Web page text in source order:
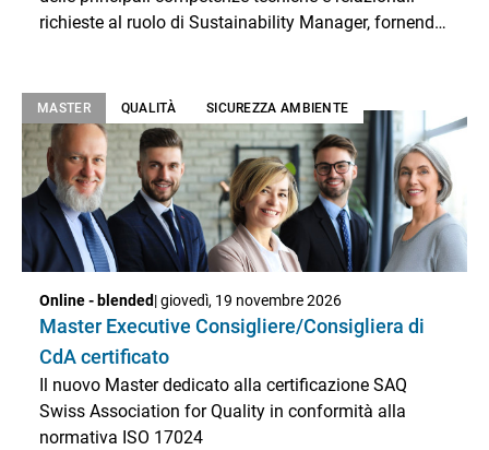
richieste al ruolo di Sustainability Manager, fornendo
professionalità. La proposta formativa contribuisce
al soddisfacimento dei criteri richiesti previsti dalla
Prassi di Riferimento UNI/PdR 109.1:2021 per
l’accesso alla certificazione come Sustainability
Manager.
MASTER QUALITÀ SICUREZZA AMBIENTE
Online - blended| giovedì, 19 novembre 2026
Master Executive Consigliere/Consigliera di
CdA certificato
Il nuovo Master dedicato alla certificazione SAQ
Swiss Association for Quality in conformità alla
normativa ISO 17024